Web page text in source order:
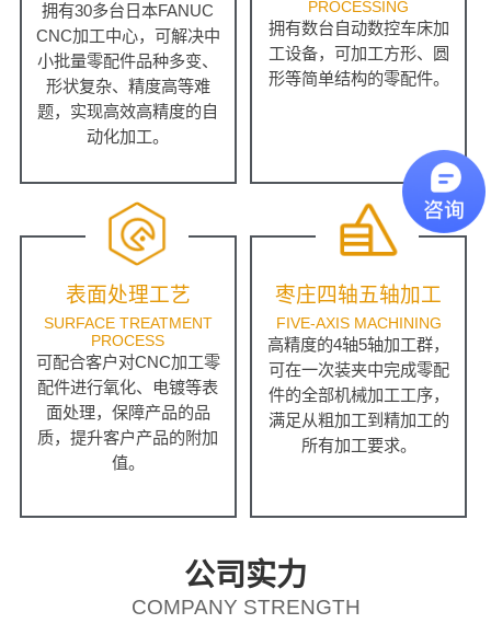
拥有30多台日本FANUC
CNC加工中心，可解决中
小批量零配件品种多变、
形状复杂、精度高等难
题，实现高效高精度的自
动化加工。
PROCESSING
拥有数台自动数控车床加
工设备，可加工方形、圆
形等简单结构的零配件。
表面处理工艺
SURFACE TREATMENT
PROCESS
可配合客户对CNC加工零
配件进行氧化、电镀等表
面处理，保障产品的品
质，提升客户产品的附加
值。
枣庄四轴五轴加工
FIVE-AXIS MACHINING
高精度的4轴5轴加工群，
可在一次装夹中完成零配
件的全部机械加工工序，
满足从粗加工到精加工的
所有加工要求。
公司实力
COMPANY STRENGTH